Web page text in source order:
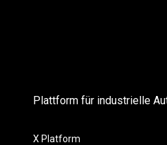
Plattform für industrielle
X Platform